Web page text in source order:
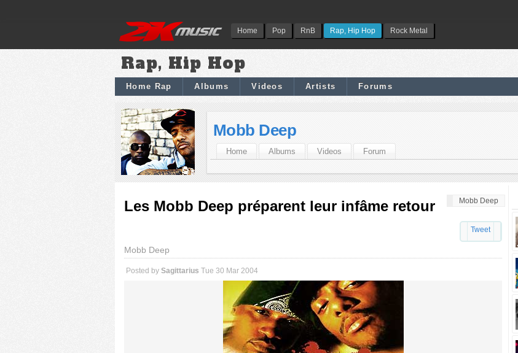
Home Pop RnB Rap, Hip Hop Rock Metal
Rap, Hip Hop
Home Rap Albums Videos Artists Forums
Mobb Deep
Home Albums Videos Forum
Mobb Deep
Les Mobb Deep préparent leur infâme retour
Tweet
Mobb Deep
Posted by Sagittarius Tue 30 Mar 2004